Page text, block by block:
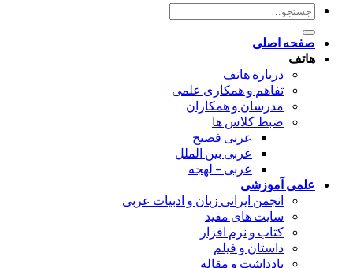
جستجو
برای:
صفحه اصلی
هاتف
درباره هاتف
تفاهم و همکاری علمی
مدرسان و همکاران
ضبط کلاس ها
عربی فصیح
عربی بین الملل
عربی – لهجه
علمی آموزشی
انجمن ایرانی زبان و ادبیات عربی
سایت های مفید
کتاب و نرم افزار
داستان و فیلم
یادداشت و مقاله